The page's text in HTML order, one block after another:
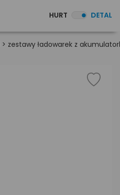
HURT DETAL
> zestawy ładowarek z